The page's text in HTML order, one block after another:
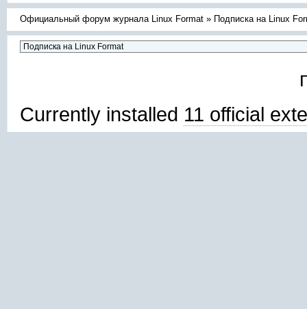
Официальный форум журнала Linux Format » Подписка на Linux
Currently installed 11 official